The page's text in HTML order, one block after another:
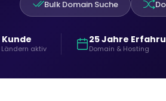
Bulk Domain Suche
Kunde
aktiv
25 Jahre
Domain & Hosting